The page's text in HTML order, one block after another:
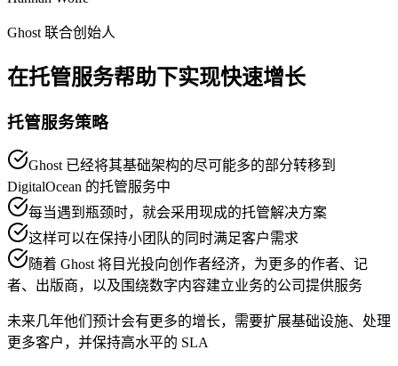
Ghost 联合创始人
在托管服务帮助下实现快速增长
托管服务策略
Ghost 已经将其基础架构的尽可能多的部分转移到
DigitalOcean 的托管服务中
每当遇到瓶颈时，就会采用现成的托管解决方案
这样可以在保持小团队的同时满足客户需求
随着 Ghost 将目光投向创作者经济，为更多的作者、记
者、出版商，以及围绕数字内容建立业务的公司提供服务
未来几年他们预计会有更多的增长，需要扩展基础设施、处理
更多客户，并保持高水平的 SLA